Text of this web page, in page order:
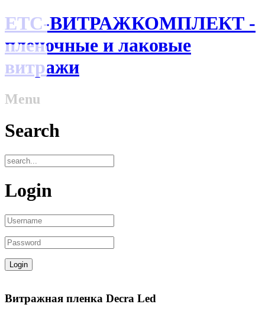
ЕТС-ВИТРАЖКОМПЛЕКТ -
пленочные и лаковые
витражи
Menu
Search
Login
Витражная пленка Decra Led